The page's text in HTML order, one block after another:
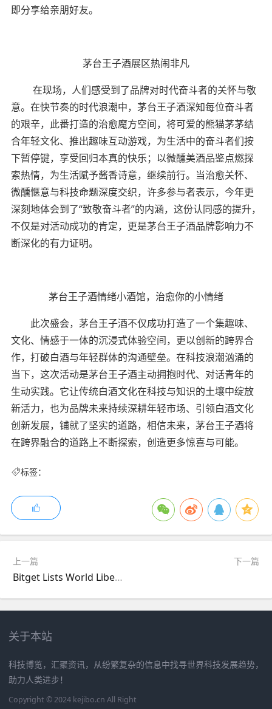
即分享给亲朋好友。
茅台王子酒展区热闹非凡
在现场，人们感受到了品牌对时代奋斗者的关怀与敬
意。在快节奏的时代浪潮中，茅台王子酒深知每位奋斗者
的艰辛，此番打造的治愈魔方空间，将可爱的熊猫茅茅结
合年轻文化、推出趣味互动游戏，为生活中的奋斗者们按
下暂停键，享受回归本真的快乐；以微醺美酒品鉴点燃探
索热情，为生活赋予酱香诗意，继续前行。当治愈关怀、
微醺惬意与科技命题深度交织，许多参与者表示，今年更
深刻地体会到了“致敬奋斗者”的内涵，这份认同感的提升，
不仅是对活动成功的肯定，更是茅台王子酒品牌影响力不
断深化的有力证明。
茅台王子酒情绪小酒馆，治愈你的小情绪
此次盛会，茅台王子酒不仅成功打造了一个集趣味、
文化、情感于一体的沉浸式体验空间，更以创新的跨界合
作，打破白酒与年轻群体的沟通壁垒。在科技浪潮汹涌的
当下，这次活动是茅台王子酒主动拥抱时代、对话青年的
生动实践。它让传统白酒文化在科技与知识的土壤中绽放
新活力，也为品牌未来持续深耕年轻市场、引领白酒文化
创新发展，铺就了坚实的道路，相信未来，茅台王子酒将
在跨界融合的道路上不断探索，创造更多惊喜与可能。
标签：
上一篇
Bitget Lists World Liberty Financial's USD1 (USD1) Token for Spot Trading
下一篇
关于本站
科技博览，汇聚资讯，从纷繁复杂的信息中找寻世界科技发展趋势，
助力人类进步！
Copyright © 2024 kejibo.cn All Right